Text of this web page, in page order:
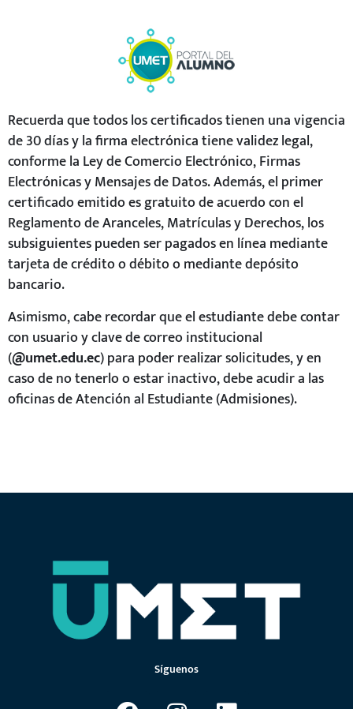
Recuerda que todos los certificados tienen una vigencia
de 30 días y la firma electrónica tiene validez legal,
conforme la Ley de Comercio Electrónico, Firmas
Electrónicas y Mensajes de Datos. Además, el primer
certificado emitido es gratuito de acuerdo con el
Reglamento de Aranceles, Matrículas y Derechos, los
subsiguientes pueden ser pagados en línea mediante
tarjeta de crédito o débito o mediante depósito
bancario.
Asimismo, cabe recordar que el estudiante debe contar
con usuario y clave de correo institucional
(@umet.edu.ec) para poder realizar solicitudes, y en
caso de no tenerlo o estar inactivo, debe acudir a las
oficinas de Atención al Estudiante (Admisiones).
Síguenos